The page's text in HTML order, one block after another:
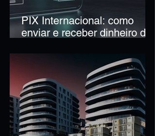
PIX Internacional: como
enviar e receber dinheiro do